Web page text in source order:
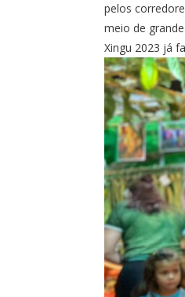
pelos
meio de
Xingu 2023 já